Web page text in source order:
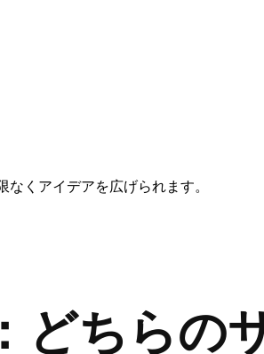
くアイデアを広げられます。
どちらの